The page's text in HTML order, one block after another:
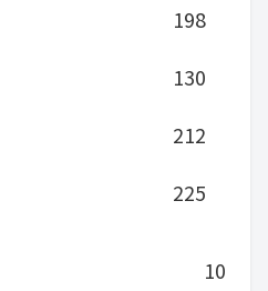
198
130
212
225
10